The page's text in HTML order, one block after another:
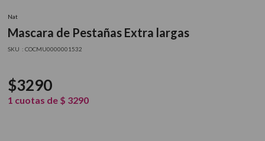
Nat
Mascara de Pestañas Extra largas
: COCMU0000001532
$3290
1 cuotas de $ 3290
5. cepillo
6. gama